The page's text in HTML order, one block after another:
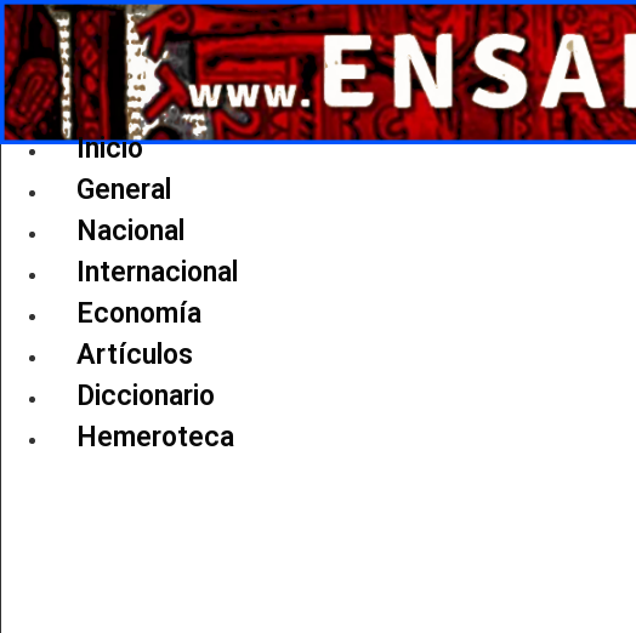
Ir
al
contenido
Inicio
General
Nacional
Internacional
Economía
Artículos
Diccionario
Hemeroteca